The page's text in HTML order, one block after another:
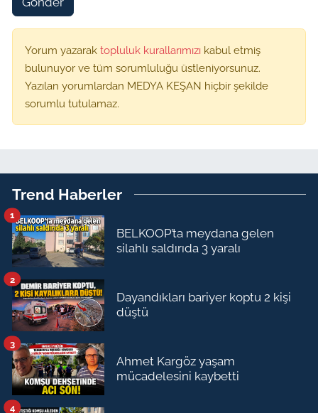
Yorum yazarak topluluk kurallarımızı kabul etmiş
bulunuyor ve tüm sorumluluğu üstleniyorsunuz.
Yazılan yorumlardan MEDYA KEŞAN hiçbir şekilde
sorumlu tutulamaz.
Trend Haberler
BELKOOP’ta meydana gelen
silahlı saldırıda 3 yaralı
1
Dayandıkları bariyer koptu 2 kişi
düştü
2
Ahmet Kargöz yaşam
mücadelesini kaybetti
3
4